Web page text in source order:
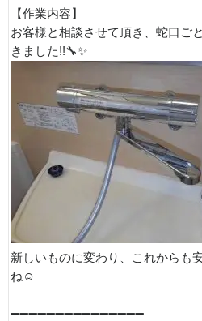
【作業内容】
お客様と相談させて頂き、蛇口ご
きました!!🔧✨
新しいものに変わり、これからも
ね☺️
➖➖➖➖➖➖➖➖➖➖➖➖➖➖➖